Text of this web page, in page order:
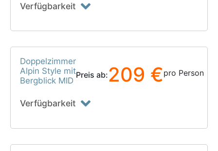
Verfügbarkeit
Doppelzimmer
Alpin Style mit
Bergblick MID
Preis ab:209 €pro Person
Verfügbarkeit